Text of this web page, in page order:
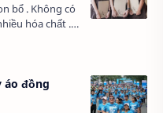
bổ . Không có
hóa chất .
đảo của giới
áo đồng